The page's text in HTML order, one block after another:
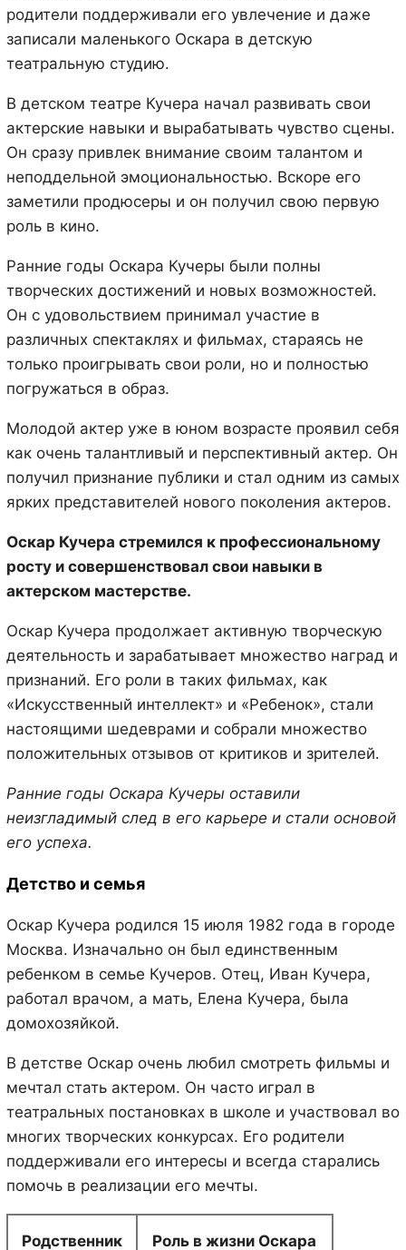
родители поддерживали его увлечение и даже
записали маленького Оскара в детскую
театральную студию.
В детском театре Кучера начал развивать свои
актерские навыки и вырабатывать чувство сцены.
Он сразу привлек внимание своим талантом и
неподдельной эмоциональностью. Вскоре его
заметили продюсеры и он получил свою первую
роль в кино.
Ранние годы Оскара Кучеры были полны
творческих достижений и новых возможностей.
Он с удовольствием принимал участие в
различных спектаклях и фильмах, стараясь не
только проигрывать свои роли, но и полностью
погружаться в образ.
Молодой актер уже в юном возрасте проявил себя
как очень талантливый и перспективный актер. Он
получил признание публики и стал одним из самых
ярких представителей нового поколения актеров.
Оскар Кучера стремился к профессиональному
росту и совершенствовал свои навыки в
актерском мастерстве.
Оскар Кучера продолжает активную творческую
деятельность и зарабатывает множество наград и
признаний. Его роли в таких фильмах, как
«Искусственный интеллект» и «Ребенок», стали
настоящими шедеврами и собрали множество
положительных отзывов от критиков и зрителей.
Ранние годы Оскара Кучеры оставили
неизгладимый след в его карьере и стали основой
его успеха.
Детство и семья
Оскар Кучера родился 15 июля 1982 года в городе
Москва. Изначально он был единственным
ребенком в семье Кучеров. Отец, Иван Кучера,
работал врачом, а мать, Елена Кучера, была
домохозяйкой.
В детстве Оскар очень любил смотреть фильмы и
мечтал стать актером. Он часто играл в
театральных постановках в школе и участвовал во
многих творческих конкурсах. Его родители
поддерживали его интересы и всегда старались
помочь в реализации его мечты.
Родственник Роль в жизни Оскара